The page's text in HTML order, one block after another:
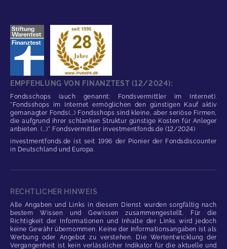
EMPFEHLUNG VON FINANZTEST (12/2024):
Fondsschops (auch genannt: Fondsvermittler im Internet).
"Fondsshops im Internet ermöglichen den günstigen Kauf aktiv
gemanagter Fonds(...) Fondsshops sind kleine, aber seriöse Firmen,
die aufgrund ihrer schlanken Struktur günstige Kosten für Anleger
anbieten. (...)" Fondsvermittler investmentfonds.de (12/2024)
investmentfonds.de ist seit 1996 der Pionier der Fondsdiscounter
in Deutschland und Europa.
RECHTLICHER HINWEIS
Alle Angaben und Links in diesem Dienst wurden sorgfältig nach
bestem Wissen und Gewissen zusammengestellt. Für die
Richtigkeit der Informationen und Inhalte der Links wird jedoch
keine Gewähr übernommen. Keine der Informationsangaben ist als
Werbung oder Angebot zu verstehen. Die Wertentwicklung der
Vergangenheit ist kein verlässlicher Indikator für die aktuelle und